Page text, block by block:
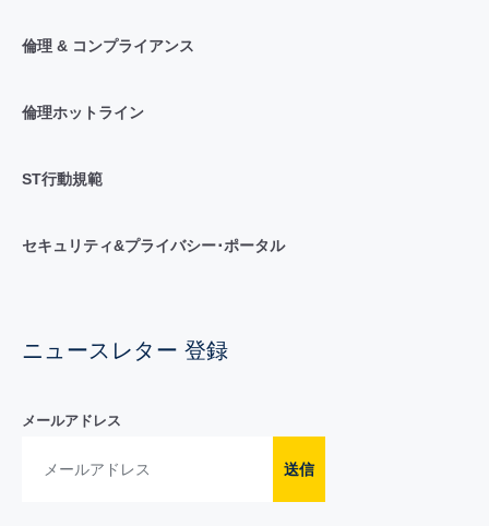
倫理 & コンプライアンス
倫理ホットライン
ST行動規範
セキュリティ&プライバシー･ポータル
ニュースレター 登録
メールアドレス
送信